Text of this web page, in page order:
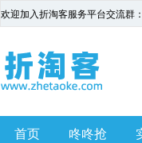
欢迎加入折淘客服务平台交流群：
首页 咚咚抢